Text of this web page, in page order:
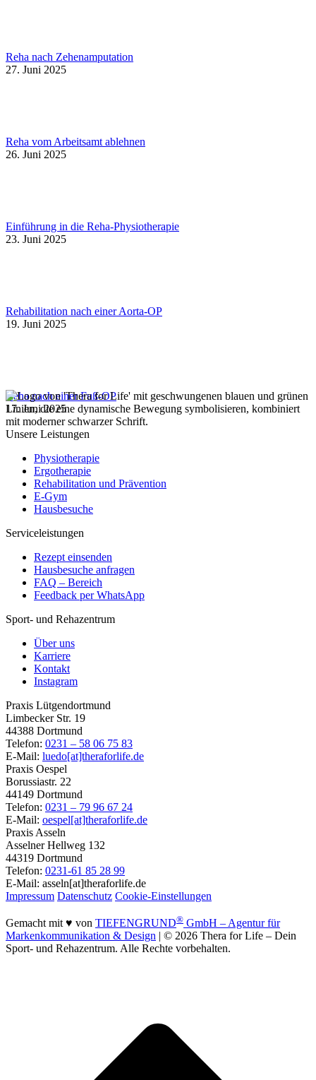
Reha nach Zehenamputation
27. Juni 2025
Reha vom Arbeitsamt ablehnen
26. Juni 2025
Einführung in die Reha-Physiotherapie
23. Juni 2025
Rehabilitation nach einer Aorta-OP
19. Juni 2025
Reha nach einer Fuß-OP
17. Juni 2025
Unsere Leistungen
Physiotherapie
Ergotherapie
Rehabilitation und Prävention
E-Gym
Hausbesuche
Serviceleistungen
Rezept einsenden
Hausbesuche anfragen
FAQ – Bereich
Feedback per WhatsApp
Sport- und Rehazentrum
Über uns
Karriere
Kontakt
Instagram
Praxis Lütgendortmund
Limbecker Str. 19
44388 Dortmund
Telefon: 0231 – 58 06 75 83
E-Mail: luedo[at]theraforlife.de
Praxis Oespel
Borussiastr. 22
44149 Dortmund
Telefon: 0231 – 79 96 67 24
E-Mail: oespel[at]theraforlife.de
Praxis Asseln
Asselner Hellweg 132
44319 Dortmund
Telefon: 0231-61 85 28 99
E-Mail: asseln[at]theraforlife.de
Impressum Datenschutz Cookie-Einstellungen
Gemacht mit ♥ von TIEFENGRUND® GmbH – Agentur für
Markenkommunikation & Design | © 2026 Thera for Life – Dein
Sport- und Rehazentrum. Alle Rechte vorbehalten.